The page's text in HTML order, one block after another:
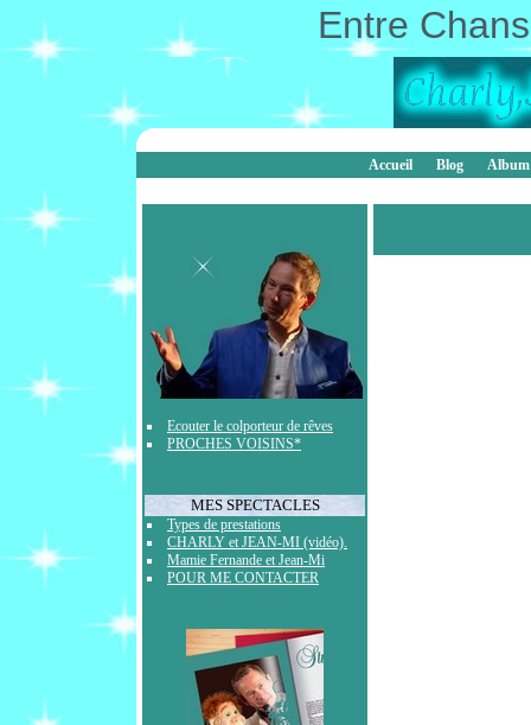
Entre
Accueil Blog
Ecouter le colporteur de rêves
PROCHES VOISINS*
MES SPECTACLES
Types de prestations
CHARLY et JEAN-MI (vidéo).
Mamie Fernande et Jean-Mi
POUR ME CONTACTER